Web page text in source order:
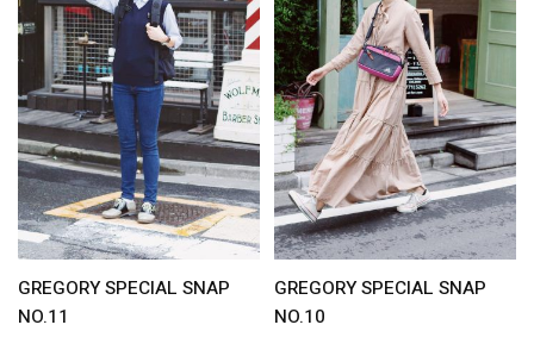
GREGORY SPECIAL SNAP
NO.11
GREGORY SPECIAL SNAP
NO.10